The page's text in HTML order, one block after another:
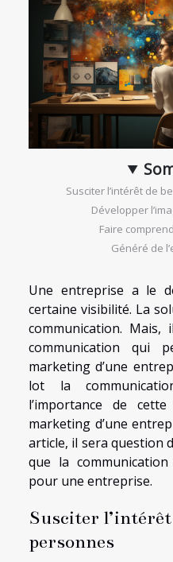
Susciter l’intérêt de
Développer
Faire
Généré de
Une entreprise a le
certaine visibilité. La
communication.
communication qui
marketing d’une
lot la
l’importance de
marketing d’une
article, il sera question
que la
pour une entreprise.
Susciter l’intérêt
personnes